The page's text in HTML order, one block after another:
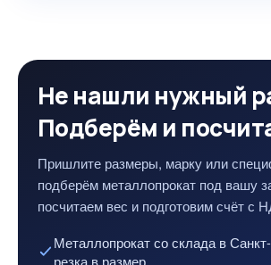
Не нашли нужный
Подберём и
Пришлите размеры, марку или
подберём металлопрокат под вашу
посчитаем вес и подготовим счёт с
Металлопрокат со склада в
резка в размер